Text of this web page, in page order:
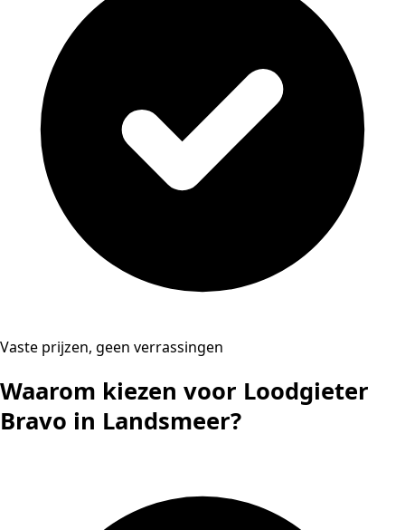
Vaste prijzen, geen verrassingen
Waarom kiezen voor Loodgieter
Bravo in Landsmeer?